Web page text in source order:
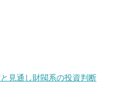
見通し財閥系の投資判断